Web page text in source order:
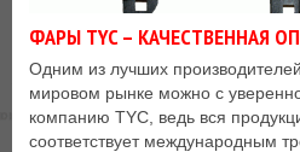
Одним из лучших
мировом рынке можно с
компанию TYC, ведь вся
соответствует международным